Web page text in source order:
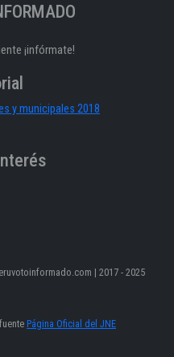
¡infórmate!
y municipales 2018
| 2017 - 2025
Página Oficial del JNE